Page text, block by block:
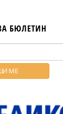
БЮЛЕТИН